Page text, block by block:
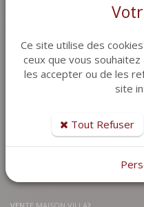
Les agences
commune de Roquebrune
sur le secteur du Village et la
Ce site utilise des
ceux que vous
les accepter ou de les
site
Tout Refuser